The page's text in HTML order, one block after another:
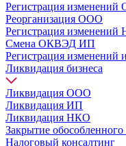
Регистрация
Реорганизация ООО
Регистрация
Смена ОКВЭД ИП
Регистрация изменений
Ликвидация бизнеса
Ликвидация ООО
Ликвидация ИП
Ликвидация НКО
Закрытие обособленного
Налоговый консалтинг